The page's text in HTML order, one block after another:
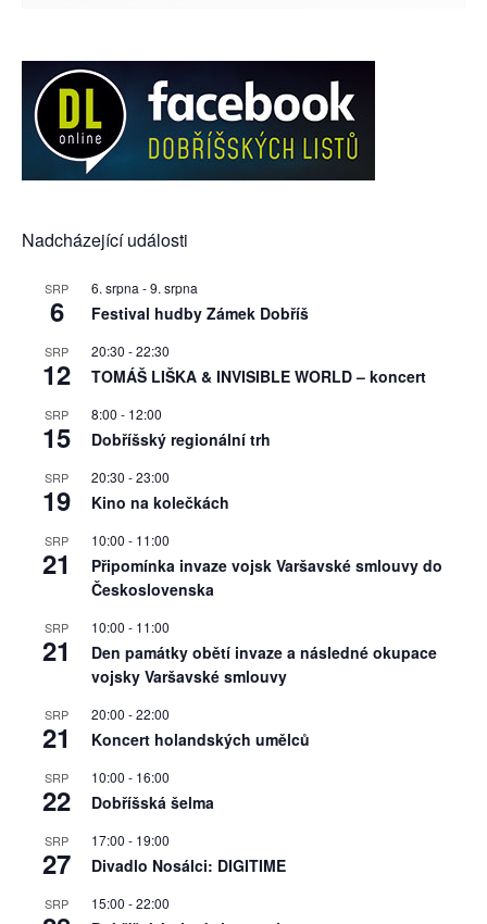
Nadcházející události
SRP
6
6. srpna -9. srpna
Festival hudby Zámek Dobříš
SRP
12
20:30 -22:30
TOMÁŠ LIŠKA & INVISIBLE WORLD – koncert
SRP
15
8:00 - 12:00
Dobříšský regionální trh
SRP
19
20:30 -23:00
Kino na kolečkách
SRP
21
10:00 - 11:00
Připomínka invaze vojsk Varšavské smlouvy do
Československa
SRP
21
10:00 - 11:00
Den památky obětí invaze a následné okupace
vojsky Varšavské smlouvy
SRP
21
20:00 -22:00
Koncert holandských umělců
SRP
22
10:00 - 16:00
Dobříšská šelma
SRP
27
17:00 - 19:00
Divadlo Nosálci: DIGITIME
SRP 15:00 -22:00